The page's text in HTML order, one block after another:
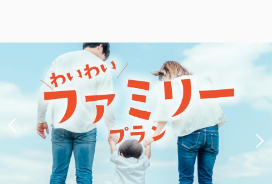
税・手数料込
会員価格 13,015
大人
室
税・手数料込
合計 13,700 円
15.5～19.6平米 1~2名
ダブルサイズ / 幅131-150cm×1
Wi-Fiあり（無料）